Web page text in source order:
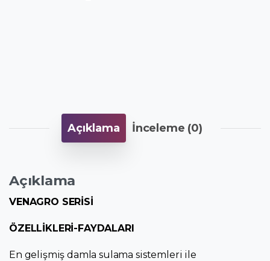
Açıklama İnceleme (0)
Açıklama
VENAGRO SERİSİ
ÖZELLİKLERİ-FAYDALARI
En gelişmiş damla sulama sistemleri ile